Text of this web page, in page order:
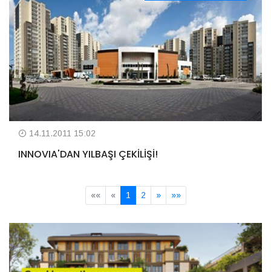
14.11.2011 15:02
INNOVIA'DAN YILBAŞI ÇEKİLİŞİ!
«« « 1 2 » »»